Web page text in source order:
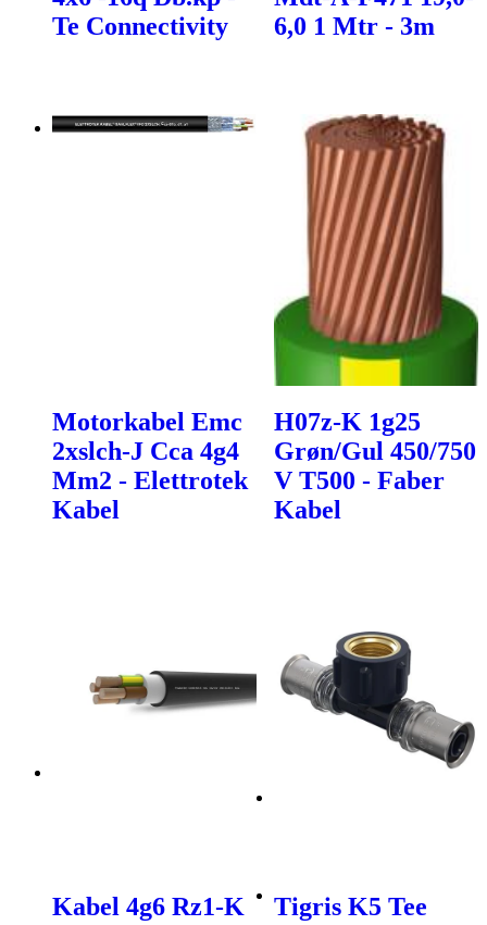
Te Connectivity
6,0 1 Mtr - 3m
Motorkabel Emc
2xslch-J Cca 4g4
Mm2 - Elettrotek
Kabel
H07z-K 1g25
Grøn/Gul 450/750
V T500 - Faber
Kabel
Kabel 4g6 Rz1-K
Tigris K5 Tee